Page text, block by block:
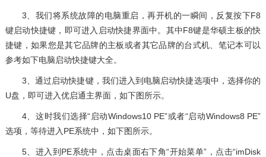
3、我们将系统故障的电脑重启，再开机的一瞬间，反复按下F8
键启动快捷键，即可进入启动快捷界面中。其中F8键是华硕主板的快
捷键，如果您是其它品牌的主板或者其它品牌的台式机、笔记本可以
参考如下电脑启动快捷键大全。
3、通过启动快捷键，我们进入到电脑启动快捷选项中，选择你的
U盘，即可进入优启通主界面，如下图所示。
4、这时我们选择“启动Windows10 PE”或者“启动Windows8 PE”
选项，等待进入PE系统中，如下图所示。
5、进入到PE系统中，点击桌面右下角“开始菜单”，点击“imDisk